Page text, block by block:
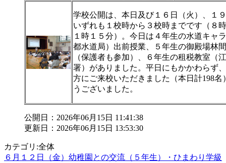
学校公開は、本日及び１６日（火）、１
いずれも１校時から３校時までです（８
１時１５分）。今日は４年生の水道キャ
都水道局）出前授業、５年生の御殿場林
（保護者も参加）、６年生の租税教室（
署）がありました。平日にもかかわらず
方にご来校いただきました（本日計198名
うございました。
公開日：2026年06月15日 11:41:38
更新日：2026年06月15日 13:53:30
カテゴリ:全体
６月１２日（金）幼稚園との交流（５年生）・ひまわり学級